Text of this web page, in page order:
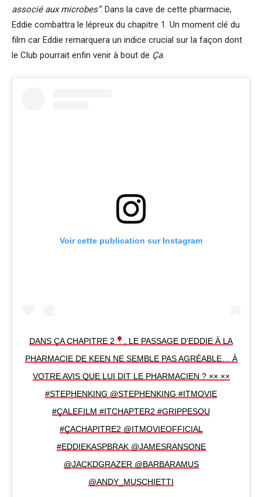
associé aux microbes”. Dans la cave de cette pharmacie,
Eddie combattra le lépreux du chapitre 1. Un moment clé du
film car Eddie remarquera un indice crucial sur la façon dont
le Club pourrait enfin venir à bout de Ça.
Voir cette publication sur Instagram
DANS ÇA CHAPITRE 2
, LE PASSAGE D’EDDIE À LA
PHARMACIE DE KEEN NE SEMBLE PAS AGRÉABLE… À
VOTRE AVIS QUE LUI DIT LE PHARMACIEN ? ×× ××
#STEPHENKING @STEPHENKING #ITMOVIE
#ÇALEFILM #ITCHAPTER2 #GRIPPESOU
#ÇACHAPITRE2 @ITMOVIEOFFICIAL
#EDDIEKASPBRAK @JAMESRANSONE
@JACKDGRAZER @BARBARAMUS
@ANDY_MUSCHIETTI